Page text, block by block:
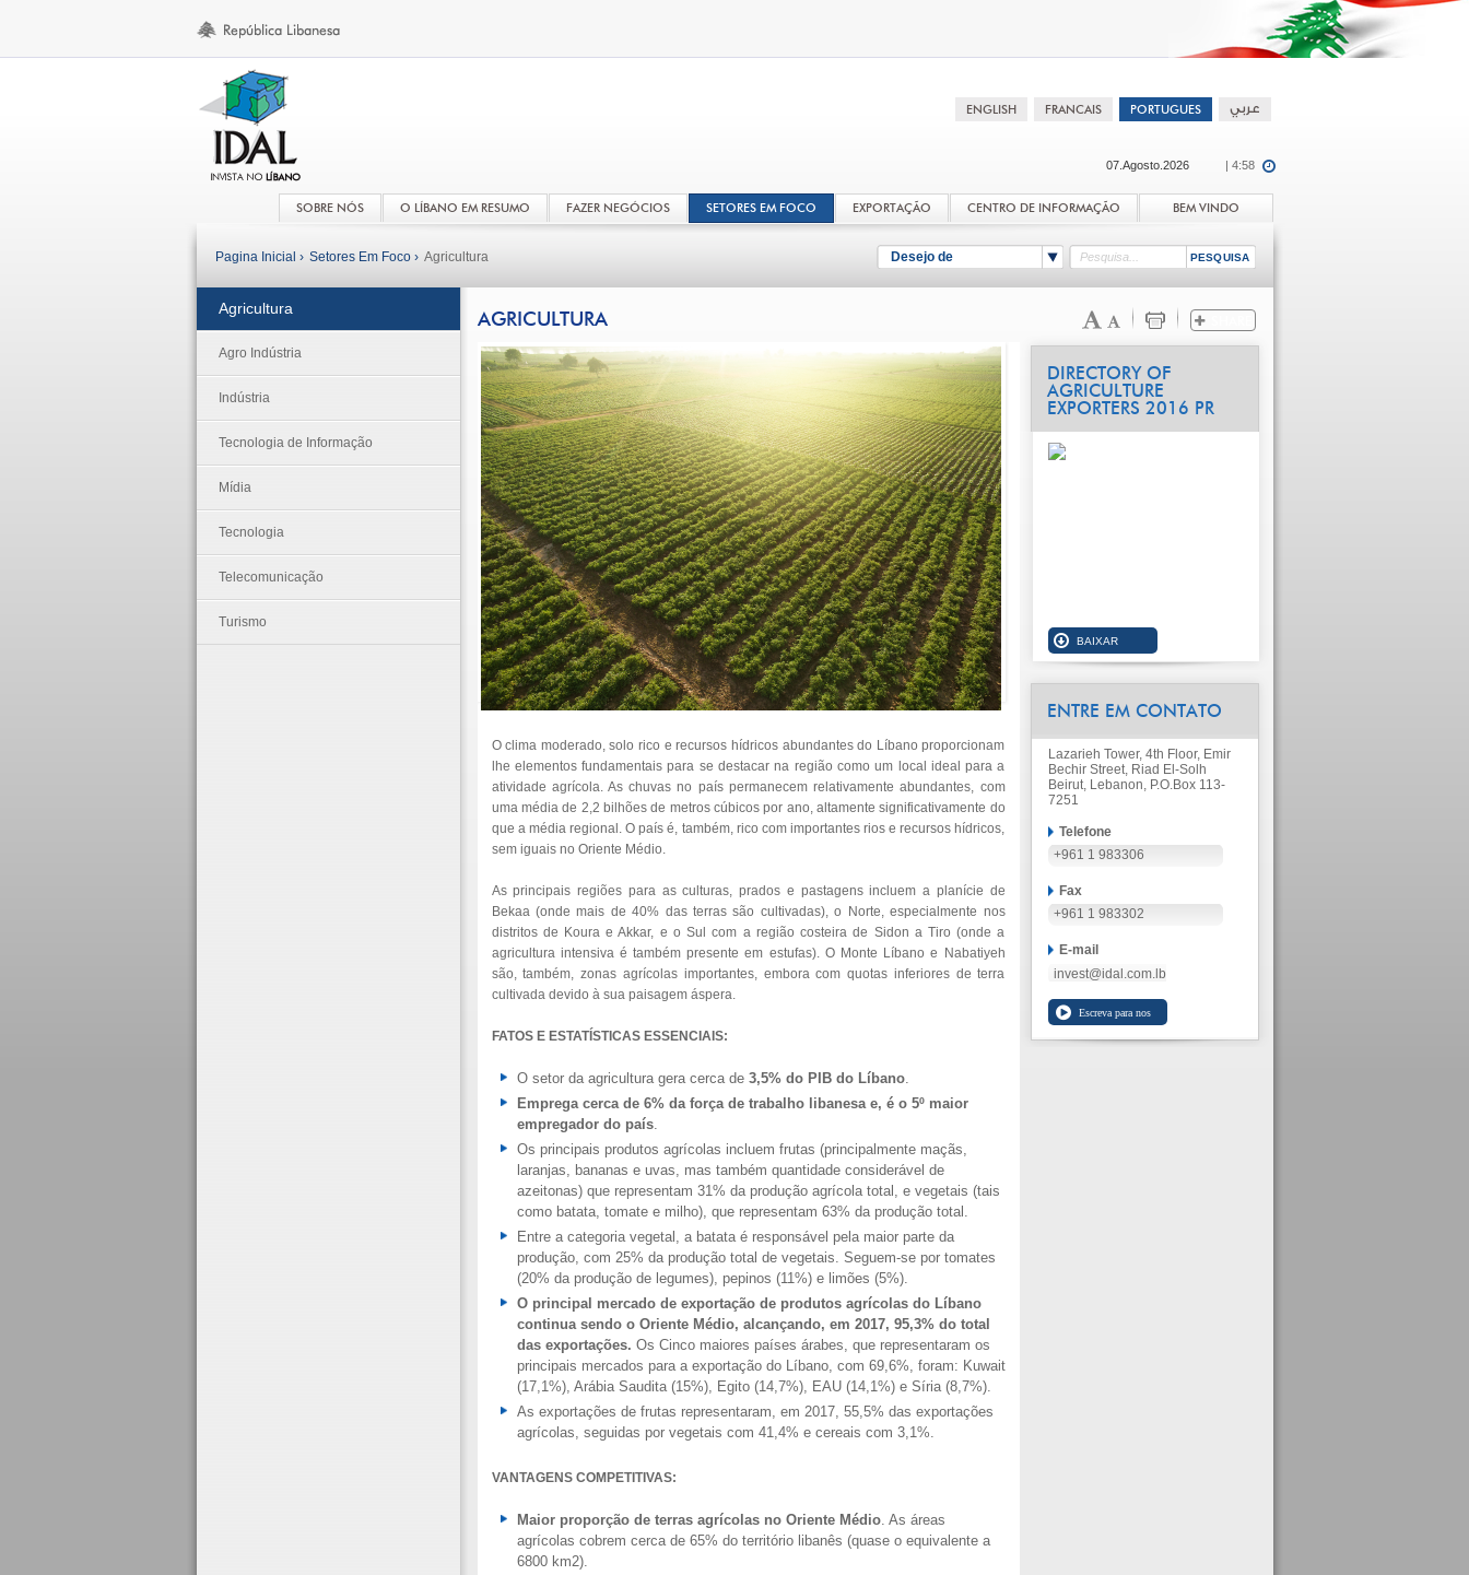
07.Agosto.2026 | 4:58
SOBRE NÓS O LÍBANO EM RESUMO FAZER NEGÓCIOS SETORES EM FOCO EXPORTAÇÃO CENTRO DE INFORMAÇÃO BEM VINDO
Desejo de
Pagina Inicial › Setores Em Foco › Agricultura
Agricultura
Agro Indústria
Indústria
Tecnologia de Informação
Mídia
Tecnologia
Telecomunicação
Turismo
AGRICULTURA
O clima moderado, solo rico e recursos hídricos abundantes do Líbano proporcionam
lhe elementos fundamentais para se destacar na região como um local ideal para a
atividade agrícola. As chuvas no país permanecem relativamente abundantes, com
uma média de 2,2 bilhões de metros cúbicos por ano, altamente significativamente do
que a média regional. O país é, também, rico com importantes rios e recursos hídricos,
sem iguais no Oriente Médio.
As principais regiões para as culturas, prados e pastagens incluem a planície de
Bekaa (onde mais de 40% das terras são cultivadas), o Norte, especialmente nos
distritos de Koura e Akkar, e o Sul com a região costeira de Sidon a Tiro (onde a
agricultura intensiva é também presente em estufas). O Monte Líbano e Nabatiyeh
são, também, zonas agrícolas importantes, embora com quotas inferiores de terra
cultivada devido à sua paisagem áspera.
FATOS E ESTATÍSTICAS ESSENCIAIS:
O setor da agricultura gera cerca de 3,5% do PIB do Líbano.
Emprega cerca de 6% da força de trabalho libanesa e, é o 5º maior
empregador do país.
Os principais produtos agrícolas incluem frutas (principalmente maçãs,
laranjas, bananas e uvas, mas também quantidade considerável de
azeitonas) que representam 31% da produção agrícola total, e vegetais (tais
como batata, tomate e milho), que representam 63% da produção total.
Entre a categoria vegetal, a batata é responsável pela maior parte da
produção, com 25% da produção total de vegetais. Seguem-se por tomates
(20% da produção de legumes), pepinos (11%) e limões (5%).
O principal mercado de exportação de produtos agrícolas do Líbano
continua sendo o Oriente Médio, alcançando, em 2017, 95,3% do total
das exportações. Os Cinco maiores países árabes, que representaram os
principais mercados para a exportação do Líbano, com 69,6%, foram: Kuwait
(17,1%), Arábia Saudita (15%), Egito (14,7%), EAU (14,1%) e Síria (8,7%).
As exportações de frutas representaram, em 2017, 55,5% das exportações
agrícolas, seguidas por vegetais com 41,4% e cereais com 3,1%.
VANTAGENS COMPETITIVAS:
Maior proporção de terras agrícolas no Oriente Médio. As áreas
agrícolas cobrem cerca de 65% do território libanês (quase o equivalente a
6800 km2).
DIRECTORY OF
AGRICULTURE
EXPORTERS 2016 PR
ENTRE EM CONTATO
Lazarieh Tower, 4th Floor, Emir
Bechir Street, Riad El-Solh
Beirut, Lebanon, P.O.Box 113-
7251
Telefone
+961 1 983306
Fax
+961 1 983302
E-mail
invest@idal.com.lb